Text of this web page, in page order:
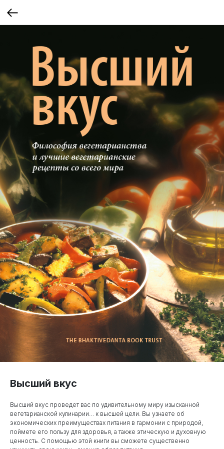
Высший вкус
Высший вкус проведет вас по удивительному миру изысканной
вегетарианской кулинарии… к высшей цели. Вы узнаете об
экономических преимуществах питания в гармонии с природой,
поймете его пользу для здоровья, а также этическую и духовную
ценность. С помощью этой книги вы сможете существенно